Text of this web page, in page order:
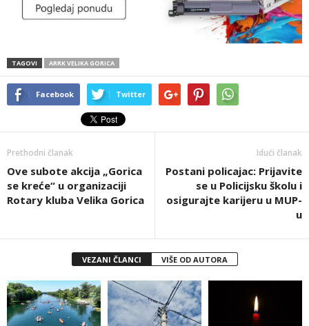
TAGOVI ARRK VELIKA GORICA
Facebook Twitter
Prethodni članak
Ove subote akcija „Gorica
se kreće“ u organizaciji
Rotary kluba Velika Gorica
Idući članak
Postani policajac: Prijavite
se u Policijsku školu i
osigurajte karijeru u MUP-
u
VEZANI ČLANCI VIŠE OD AUTORA